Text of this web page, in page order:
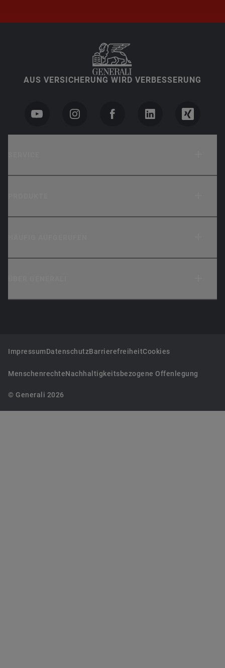
AUS VERSICHERUNG WIRD VERBESSERUNG
ImpressumDatenschutzBarrierefreiheitCookies
MenschenrechteNachhaltigkeitsbezogene Offenlegung
© Generali 2026